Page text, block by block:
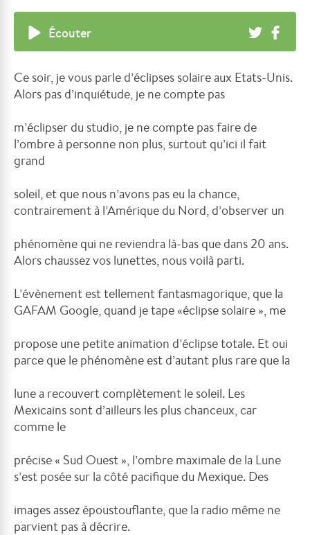
Écouter
Ce soir, je vous parle d’éclipses solaire aux Etats-Unis.
Alors pas d’inquiétude, je ne compte pas
m’éclipser du studio, je ne compte pas faire de
l’ombre à personne non plus, surtout qu’ici il fait
grand
soleil, et que nous n’avons pas eu la chance,
contrairement à l’Amérique du Nord, d’observer un
phénomène qui ne reviendra là-bas que dans 20 ans.
Alors chaussez vos lunettes, nous voilà parti.
L’évènement est tellement fantasmagorique, que la
GAFAM Google, quand je tape «éclipse solaire », me
propose une petite animation d’éclipse totale. Et oui
parce que le phénomène est d’autant plus rare que la
lune a recouvert complètement le soleil. Les
Mexicains sont d’ailleurs les plus chanceux, car
comme le
précise « Sud Ouest », l’ombre maximale de la Lune
s’est posée sur la côté pacifique du Mexique. Des
images assez époustouflante, que la radio même ne
parvient pas à décrire.